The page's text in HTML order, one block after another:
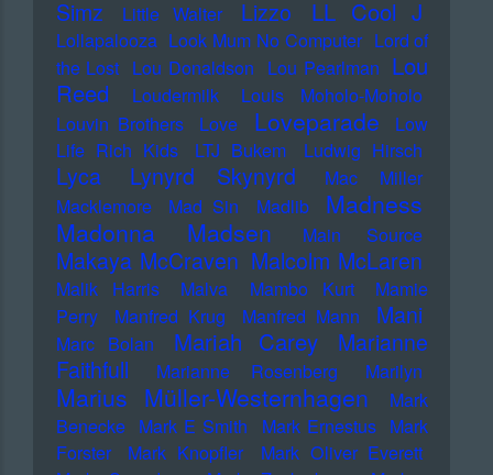
Simz
Little Walter Lizzo LL Cool J
Lollapalooza Look Mum No Computer Lord of
the Lost Lou Donaldson Lou Pearlman Lou
Reed
Loudermilk
Louis Moholo-Moholo
Louvin Brothers
Love Loveparade
Low
Life Rich Kids
LTJ Bukem Ludwig Hirsch
Lyca Lynyrd Skynyrd
Mac Miller
Macklemore
Mad Sin Madlib
Madness
Madonna
Madsen Main Source
Makaya McCraven Malcolm McLaren
Malik Harris Malva Mambo Kurt
Mamie
Perry
Manfred Krug Manfred Mann Mani
Marc Bolan Mariah Carey
Marianne
Faithfull
Marianne Rosenberg Marilyn
Marius Müller-Westernhagen
Mark
Benecke Mark E Smith Mark Ernestus Mark
Forster
Mark Knopfler
Mark Oliver Everett